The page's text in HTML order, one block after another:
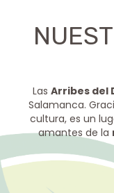
Las Arribes del
Salamanca.
cultura, es un
amantes de la